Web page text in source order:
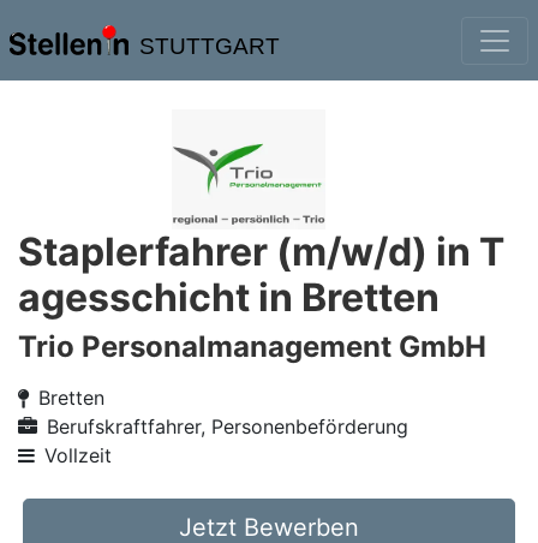
STUTTGART
Staplerfahrer (m/w/d) in T
agesschicht in Bretten
Trio Personalmanagement GmbH
Bretten
Berufskraftfahrer, Personenbeförderung
Vollzeit
Jetzt Bewerben